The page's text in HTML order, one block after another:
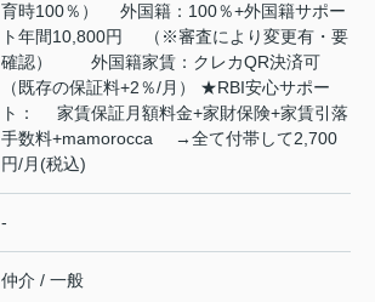
育時100％） 外国籍：100％+外国籍サポー
ト年間10,800円 （※審査により変更有・要
確認） 外国籍家賃：クレカQR決済可
（既存の保証料+2％/月） ★RBI安心サポー
ト： 家賃保証月額料金+家財保険+家賃引落
手数料+mamorocca →全て付帯して2,700
円/月(税込)
-
仲介 / 一般